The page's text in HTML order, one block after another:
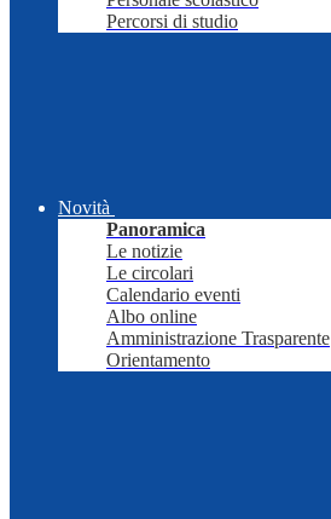
Percorsi di studio
Novità
Panoramica
Le notizie
Le circolari
Calendario eventi
Albo online
Amministrazione Trasparente
Orientamento